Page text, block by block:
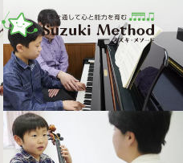
音楽教室スズキ・メソード | 公益